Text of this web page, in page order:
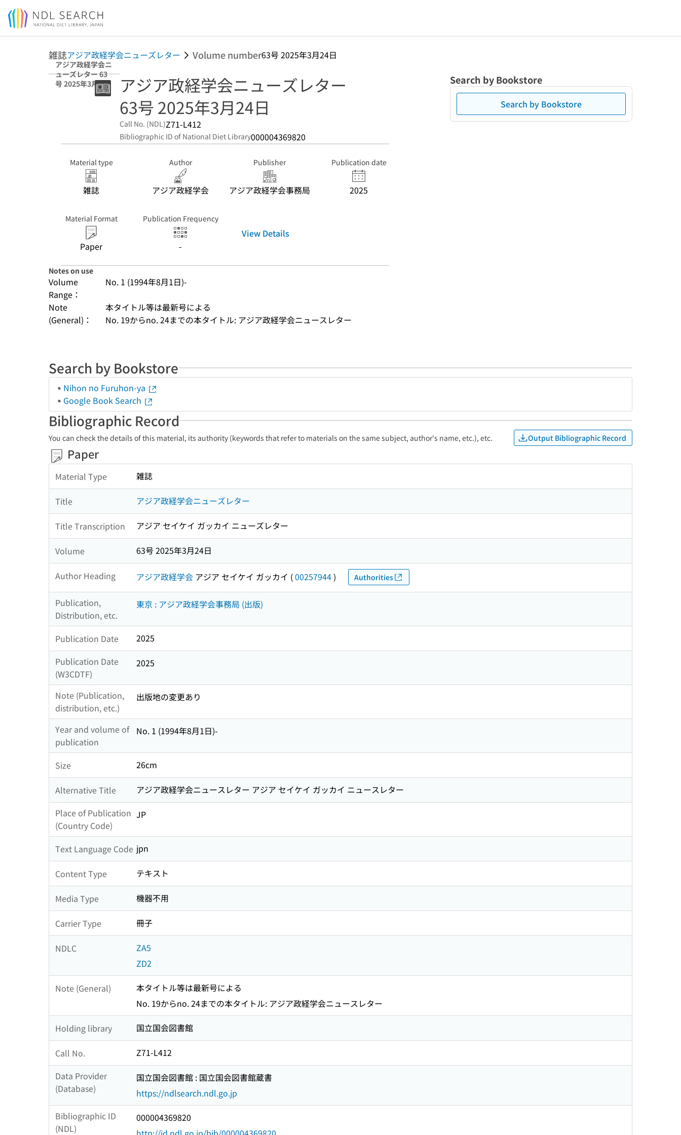
Jump to main content
雑誌アジア政経学会ニューズレター Volume number63号 2025年3月24日
アジア政経学会ニ
ューズレター 63
号 2025年3月24
アジア政経学会ニューズレター
63号 2025年3月24日
Call No. (NDL)Z71-L412
Bibliographic ID of National Diet Library000004369820
Material type
雑誌
Author
アジア政経学会
Publisher
アジア政経学会事務局
Publication date
2025
Material Format
Paper
Publication Frequency
-
View Details
Notes on use
Volume
Range：
No. 1 (1994年8月1日)-
Note
(General)：
本タイトル等は最新号による
No. 19からno. 24までの本タイトル: アジア政経学会ニュースレター
Search by Bookstore
Search by Bookstore
Search by Bookstore
Nihon no Furuhon-ya
Google Book Search
Bibliographic Record
You can check the details of this material, its authority (keywords that refer to materials on the same subject, author's name, etc.), etc. Output Bibliographic Record
Paper
Material Type 雑誌
Title アジア政経学会ニューズレター
Title Transcription アジア セイケイ ガッカイ ニューズレター
Volume 63号 2025年3月24日
Author Heading アジア政経学会 アジア セイケイ ガッカイ (00257944) Authorities
Publication,
Distribution, etc.
東京 : アジア政経学会事務局 (出版)
Publication Date
2025
Publication Date
(W3CDTF)
2025
Note (Publication,
distribution, etc.)
出版地の変更あり
Year and volume of
publication
No. 1 (1994年8月1日)-
Size 26cm
Alternative Title
アジア政経学会ニュースレター アジア セイケイ ガッカイ ニュースレター
Place of Publication
(Country Code)
JP
Text Language Code jpn
Content Type テキスト
Media Type 機器不用
Carrier Type 冊子
NDLC
ZA5
ZD2
Note (General)
本タイトル等は最新号による
No. 19からno. 24までの本タイトル: アジア政経学会ニュースレター
Holding library 国立国会図書館
Call No.
Z71-L412
Data Provider
(Database)
国立国会図書館 : 国立国会図書館蔵書
https://ndlsearch.ndl.go.jp
Bibliographic ID
(NDL)
000004369820